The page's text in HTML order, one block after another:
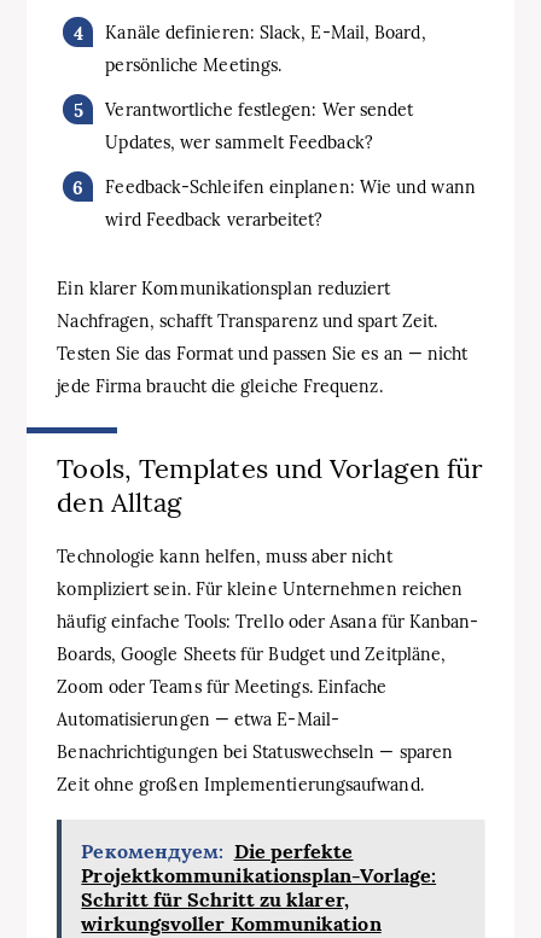
Kanäle definieren: Slack, E-Mail, Board,
persönliche Meetings.
Verantwortliche festlegen: Wer sendet
Updates, wer sammelt Feedback?
Feedback-Schleifen einplanen: Wie und wann
wird Feedback verarbeitet?
Ein klarer Kommunikationsplan reduziert
Nachfragen, schafft Transparenz und spart Zeit.
Testen Sie das Format und passen Sie es an — nicht
jede Firma braucht die gleiche Frequenz.
Tools, Templates und Vorlagen für
den Alltag
Technologie kann helfen, muss aber nicht
kompliziert sein. Für kleine Unternehmen reichen
häufig einfache Tools: Trello oder Asana für Kanban-
Boards, Google Sheets für Budget und Zeitpläne,
Zoom oder Teams für Meetings. Einfache
Automatisierungen — etwa E-Mail-
Benachrichtigungen bei Statuswechseln — sparen
Zeit ohne großen Implementierungsaufwand.
Рекомендуем: Die perfekte
Projektkommunikationsplan-Vorlage:
Schritt für Schritt zu klarer,
wirkungsvoller Kommunikation